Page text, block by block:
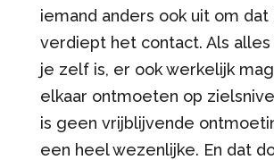
iemand anders ook uit om
verdiept het contact. Als alles
je zelf is, er ook werkelijk
elkaar ontmoeten op
is geen vrijblijvende
een heel wezenlijke. En dat